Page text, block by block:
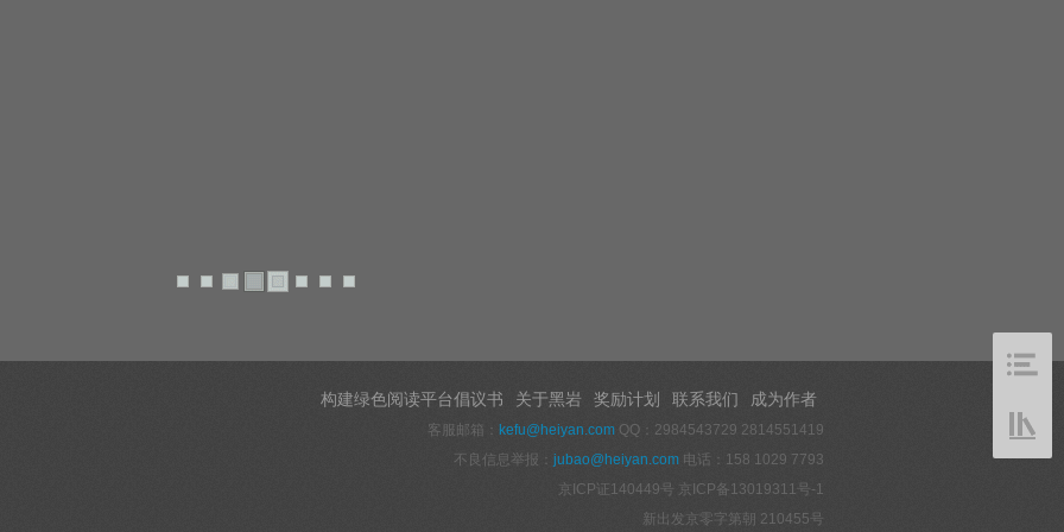
构建绿色阅读平台倡议书 关于黑岩 奖励计划 联系我们 成为作者
客服邮箱： kefu@heiyan.com QQ：2984543729 2814551419
不良信息举报： jubao@heiyan.com 电话：158 1029 7793
京ICP证140449号 京ICP备13019311号-1
新出发京零字第朝 210455号